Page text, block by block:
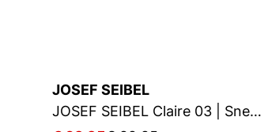
JOSEF SEIBEL
JOSEF SEIBEL Claire 03 | Sneaker für Damen | Schwarz